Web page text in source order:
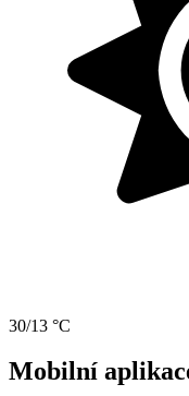
30/13 °C
Mobilní